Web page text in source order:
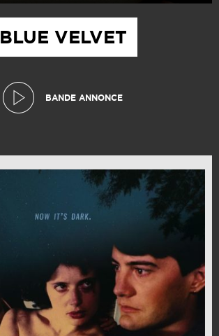
BLUE VELVET
BANDE ANNONCE